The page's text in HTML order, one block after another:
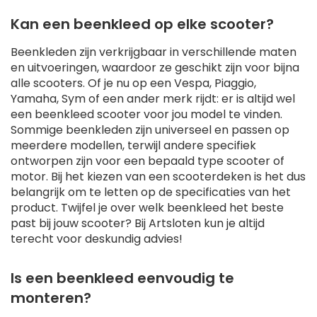
Kan een beenkleed op elke scooter?
Beenkleden zijn verkrijgbaar in verschillende maten
en uitvoeringen, waardoor ze geschikt zijn voor bijna
alle scooters. Of je nu op een Vespa, Piaggio,
Yamaha, Sym of een ander merk rijdt: er is altijd wel
een beenkleed scooter voor jou model te vinden.
Sommige beenkleden zijn universeel en passen op
meerdere modellen, terwijl andere specifiek
ontworpen zijn voor een bepaald type scooter of
motor. Bij het kiezen van een scooterdeken is het dus
belangrijk om te letten op de specificaties van het
product. Twijfel je over welk beenkleed het beste
past bij jouw scooter? Bij Artsloten kun je altijd
terecht voor deskundig advies!
Is een beenkleed eenvoudig te
monteren?